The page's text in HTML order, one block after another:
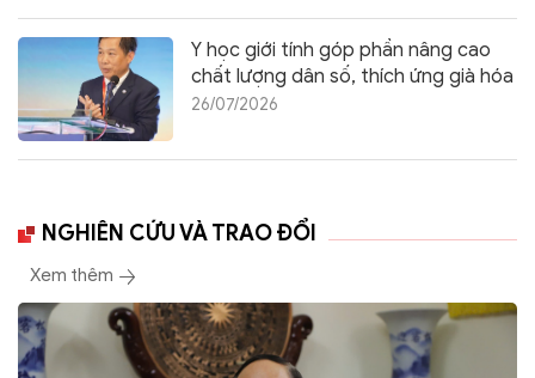
Y học giới tính góp phần nâng cao
chất lượng dân số, thích ứng già hóa
26/07/2026
NGHIÊN CỨU VÀ TRAO ĐỔI
Xem thêm